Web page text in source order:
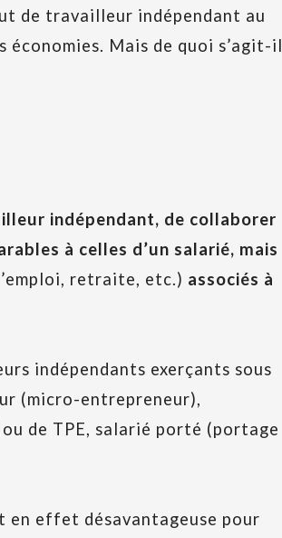
de travailleur indépendant au
Mais de quoi s’agit-il
indépendant, de collaborer
à celles d’un salarié, mais
retraite, etc.) associés à
indépendants exerçants sous
(micro-entrepreneur),
de TPE, salarié porté (portage
en effet désavantageuse pour